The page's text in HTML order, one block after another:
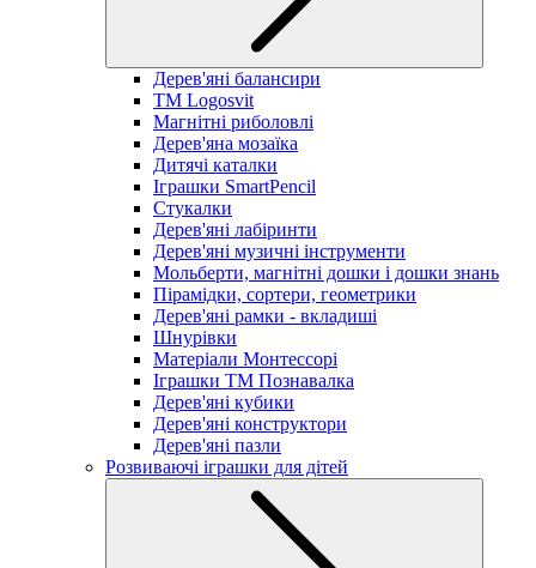
Дерев'яні балансири
TM Logosvit
Магнітні риболовлі
Дерев'яна мозаїка
Дитячі каталки
Іграшки SmartPencil
Стукалки
Дерев'яні лабіринти
Дерев'яні музичні інструменти
Мольберти, магнітні дошки і дошки знань
Пірамідки, сортери, геометрики
Дерев'яні рамки - вкладиші
Шнурівки
Матеріали Монтессорі
Іграшки ТМ Познавалка
Дерев'яні кубики
Дерев'яні конструктори
Дерев'яні пазли
Розвиваючі іграшки для дітей